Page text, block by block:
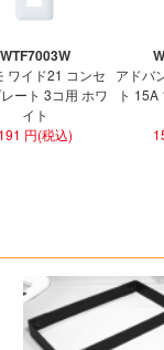
WTF7003W
ワイド21 コンセ
ート 3コ用 ホワ
イト
191 円(税込)
アドバ
ト